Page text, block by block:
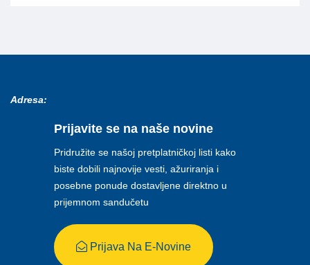
Adresa:
Prijavite se na naše novine
Pridružite se našoj pretplatničkoj listi kako
biste dobili najnovije vesti, ažuriranja i
posebne ponude dostavljene direktno u
prijemnom sandučetu
Prijava Na E-Novine